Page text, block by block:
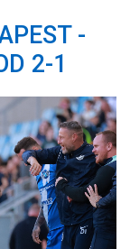
STADION -
2-1